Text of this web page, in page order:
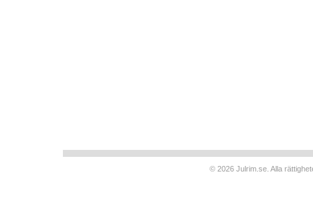
© 2026 Julrim.se. Alla